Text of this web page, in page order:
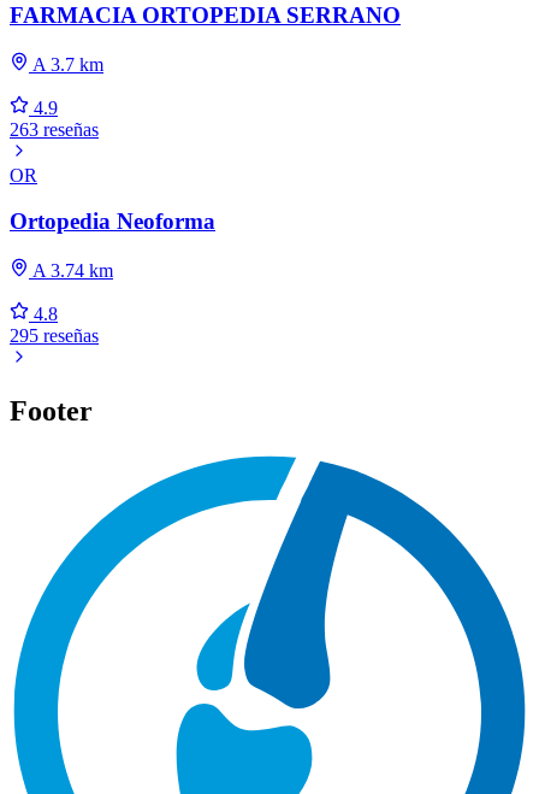
FARMACIA ORTOPEDIA SERRANO
A 3.7 km
4.9
263 reseñas
OR
Ortopedia Neoforma
A 3.74 km
4.8
295 reseñas
Footer